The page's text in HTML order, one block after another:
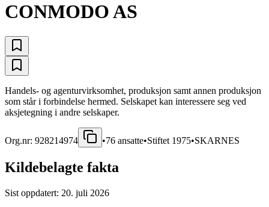
CONMODO AS
Handels- og agenturvirksomhet, produksjon samt annen produksjon
som står i forbindelse hermed. Selskapet kan interessere seg ved
aksjetegning i andre selskaper.
Org.nr: 928214974 •76 ansatte•Stiftet 1975•SKARNES
Kildebelagte fakta
Sist oppdatert: 20. juli 2026